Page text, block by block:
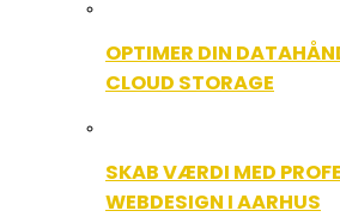
OPTIMER DIN
CLOUD STORAGE
SKAB VÆRDI MED
WEBDESIGN I AARHUS